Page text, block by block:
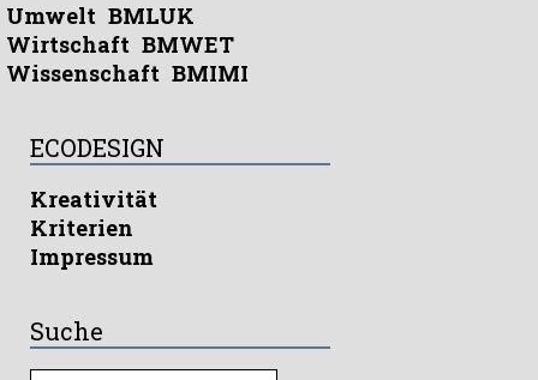
Umwelt BMLUK
Wirtschaft BMWET
Wissenschaft BMIMI
ECODESIGN
Kreativität
Kriterien
Impressum
Suche